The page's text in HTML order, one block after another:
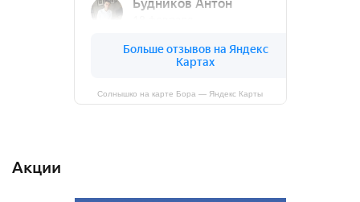
Солнышко на карте Бора — Яндекс Карты
Акции